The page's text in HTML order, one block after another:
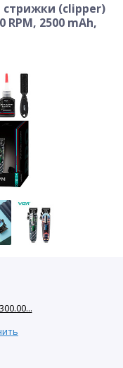
(clipper)
RPM, 2500 mAh,